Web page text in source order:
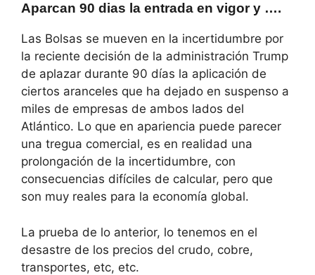
Aparcan 90 dias la entrada en vigor y ….
Las Bolsas se mueven en la incertidumbre por
la reciente decisión de la administración Trump
de aplazar durante 90 días la aplicación de
ciertos aranceles que ha dejado en suspenso a
miles de empresas de ambos lados del
Atlántico. Lo que en apariencia puede parecer
una tregua comercial, es en realidad una
prolongación de la incertidumbre, con
consecuencias difíciles de calcular, pero que
son muy reales para la economía global.
La prueba de lo anterior, lo tenemos en el
desastre de los precios del crudo, cobre,
transportes, etc, etc.